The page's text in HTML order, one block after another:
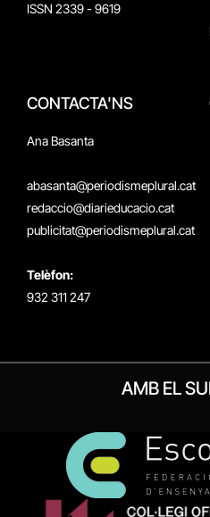
ISSN 2339 - 9619
CONTACTA'NS
Ana Basanta
abasanta@periodismeplural.cat
redaccio@diarieducacio.cat
publicitat@periodismeplural.cat
Telèfon:
932 311 247
AMB EL